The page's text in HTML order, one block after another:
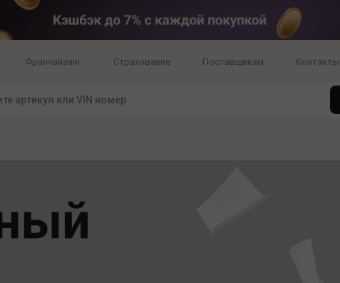
Франчайзинг Страхование Поставщикам Контакты